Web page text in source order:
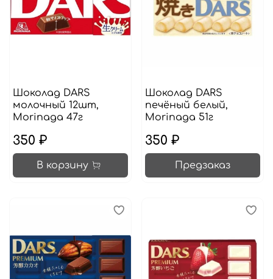
Шоколад DARS
молочный 12шт,
Morinaga 47г
350 ₽
В корзину
Шоколад DARS
печёный белый,
Morinaga 51г
350 ₽
Предзаказ